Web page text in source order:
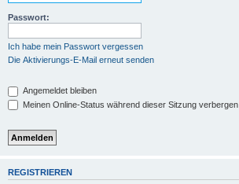
Passwort:
Ich habe mein Passwort vergessen
Die Aktivierungs-E-Mail erneut senden
Angemeldet bleiben
Meinen Online-Status während dieser Sitzung verbergen
REGISTRIEREN